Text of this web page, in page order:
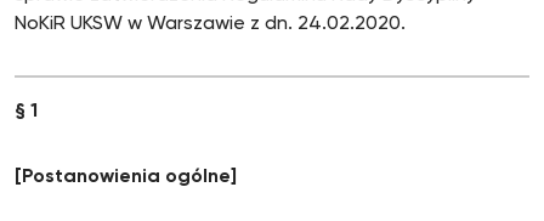
NoKiR UKSW w Warszawie z dn. 24.02.2020.
§ 1
[Postanowienia ogólne]